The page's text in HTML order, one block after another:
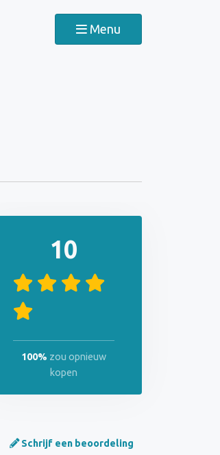
Menu
10
100% zou opnieuw
kopen
Schrijf een beoordeling